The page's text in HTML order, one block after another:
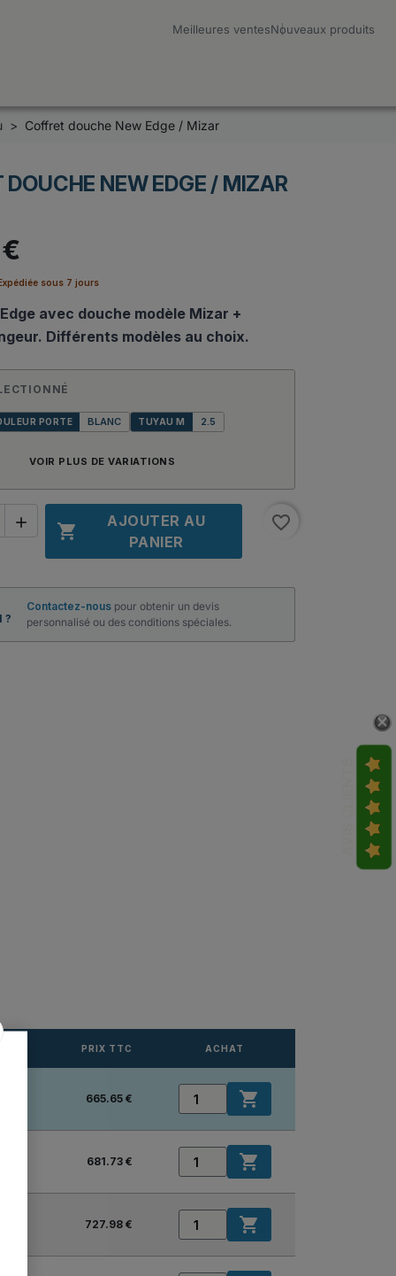
Meilleures ventesNouveaux produits
Coffret douche New Edge / Mizar
DOUCHE NEW EDGE / MIZAR
sous 7 jours
avec douche modèle Mizar +
Différents modèles au choix.
PORTE BLANC TUYAU M 2.5
VOIR PLUS DE VARIATIONS
 
AJOUTER AU
PANIER
favorite_border
?
Contactez-nous pour obtenir un devis
personnalisé ou des conditions spéciales.
PRIX TTC ACHAT
665.65 € 
681.73 € 
727.98 € 